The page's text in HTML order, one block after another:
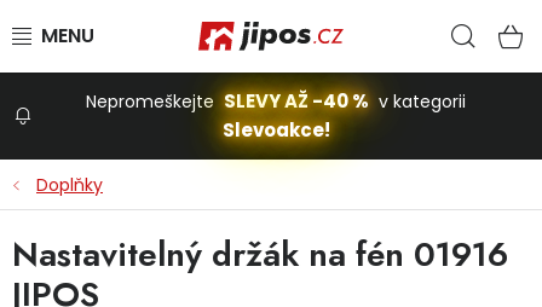
Nepromeškejte SLEVY AŽ -40 % v kategorii
Slevoakce!
Doplňky
Nastavitelný držák na fén 01916
JIPOS